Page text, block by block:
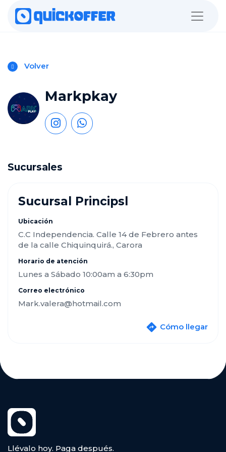
Volver
Markpkay
Sucursales
Sucursal Principsl
Ubicación
C.C Independencia. Calle 14 de Febrero antes
de la calle Chiquinquirá., Carora
Horario de atención
Lunes a Sábado 10:00am a 6:30pm
Correo electrónico
Mark.valera@hotmail.com
Cómo llegar
Llévalo hoy. Paga después.